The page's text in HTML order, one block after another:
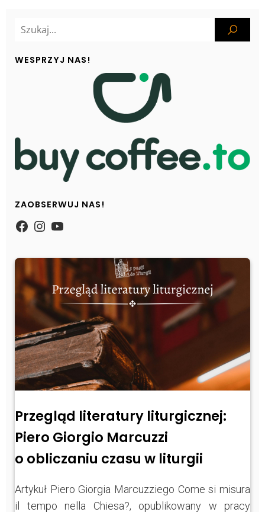
WESPRZYJ NAS!
ZAOBSERWUJ NAS!
https://www.facebook.com/
Instagram
YouTube
Przegląd literatury liturgicznej:
Piero Giorgio Marcuzzi
o obliczaniu czasu w liturgii
Artykuł Piero Giorgia Marcuzziego Come si misura
il tempo nella Chiesa?, opublikowany w pracy